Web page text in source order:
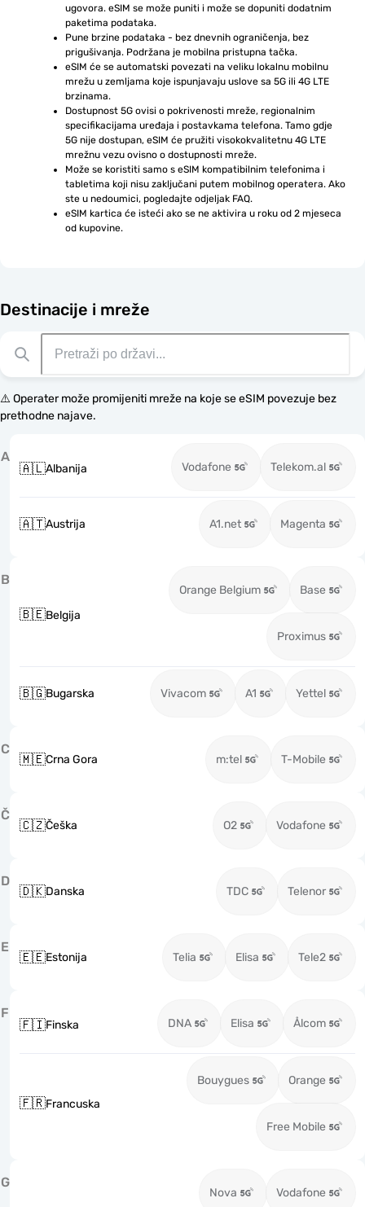
ugovora. eSIM se može puniti i može se dopuniti dodatnim
paketima podataka.
Pune brzine podataka - bez dnevnih ograničenja, bez
prigušivanja. Podržana je mobilna pristupna tačka.
eSIM će se automatski povezati na veliku lokalnu mobilnu
mrežu u zemljama koje ispunjavaju uslove sa 5G ili 4G LTE
brzinama.
Dostupnost 5G ovisi o pokrivenosti mreže, regionalnim
specifikacijama uređaja i postavkama telefona. Tamo gdje
5G nije dostupan, eSIM će pružiti visokokvalitetnu 4G LTE
mrežnu vezu ovisno o dostupnosti mreže.
Može se koristiti samo s eSIM kompatibilnim telefonima i
tabletima koji nisu zaključani putem mobilnog operatera. Ako
ste u nedoumici, pogledajte odjeljak FAQ.
eSIM kartica će isteći ako se ne aktivira u roku od 2 mjeseca
od kupovine.
Destinacije i mreže
⚠️ Operater može promijeniti mreže na koje se eSIM povezuje bez
prethodne najave.
A
🇦🇱Albanija Vodafone Telekom.al
🇦🇹Austrija A1.net Magenta
B
🇧🇪Belgija
Orange Belgium Base
Proximus
🇧🇬Bugarska Vivacom A1 Yettel
C
🇲🇪Crna Gora m:tel T-Mobile
Č
🇨🇿Češka O2 Vodafone
D
🇩🇰Danska TDC Telenor
E
🇪🇪Estonija Telia Elisa Tele2
F
🇫🇮Finska DNA Elisa Ålcom
🇫🇷Francuska
Bouygues Orange
Free Mobile
G
Nova Vodafone